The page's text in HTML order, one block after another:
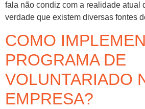
fala não condiz com a realidade atual
verdade que existem diversas fontes
COMO
PROGRAMA DE
VOLUNTARIADO
EMPRESA?